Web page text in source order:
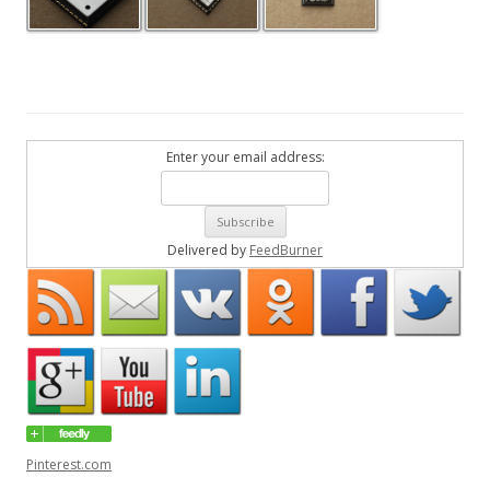
Enter your email address:
Delivered by FeedBurner
Pinterest.com